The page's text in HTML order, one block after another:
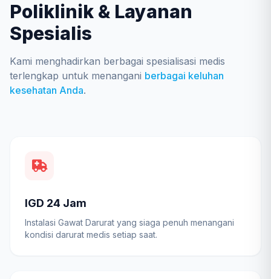
Poliklinik & Layanan
Spesialis
Kami menghadirkan berbagai spesialisasi medis
terlengkap untuk menangani berbagai keluhan
kesehatan Anda.
IGD 24 Jam
Instalasi Gawat Darurat yang siaga penuh menangani
kondisi darurat medis setiap saat.